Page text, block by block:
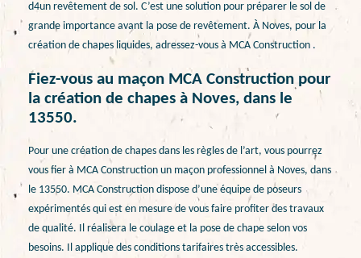
d4un revêtement de sol. C’est une solution pour préparer le sol de
grande importance avant la pose de revêtement. À Noves, pour la
création de chapes liquides, adressez-vous à MCA Construction .
Fiez-vous au maçon MCA Construction pour
la création de chapes à Noves, dans le
13550.
Pour une création de chapes dans les règles de l’art, vous pourrez
vous fier à MCA Construction un maçon professionnel à Noves, dans
le 13550. MCA Construction dispose d’une équipe de poseurs
expérimentés qui est en mesure de vous faire profiter des travaux
de qualité. Il réalisera le coulage et la pose de chape selon vos
besoins. Il applique des conditions tarifaires très accessibles.